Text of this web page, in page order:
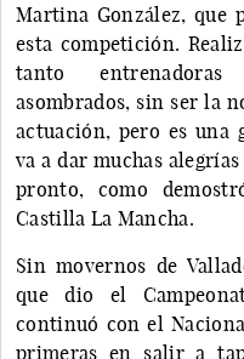
Martina González, que
esta competición.
tanto
asombrados, sin ser la
actuación, pero es una
va a dar muchas
pronto, como
Castilla La Mancha.
Sin movernos de
que dio el
continuó con el
primeras en salir a